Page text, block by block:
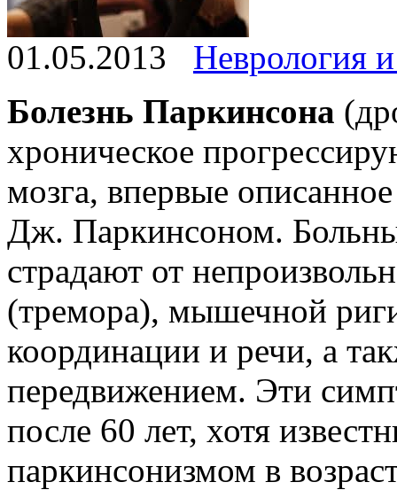
01.05.2013
Неврология
Болезнь Паркинсона
хроническое
мозга, впервые
Дж. Паркинсоном.
страдают от
(тремора), мышечной
координации и речи, а
передвижением. Эти
после 60 лет, хотя
паркинсонизмом в